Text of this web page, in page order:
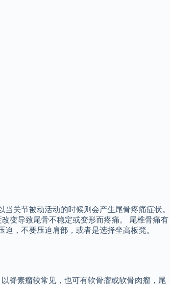
关节被动活动的时候则会产生尾骨疼痛症状。
变导致尾骨不稳定或变形而疼痛。 尾椎骨痛有
，不要压迫肩部，或者是选择坐高板凳。
脊素瘤较常见，也可有软骨瘤或软骨肉瘤，尾